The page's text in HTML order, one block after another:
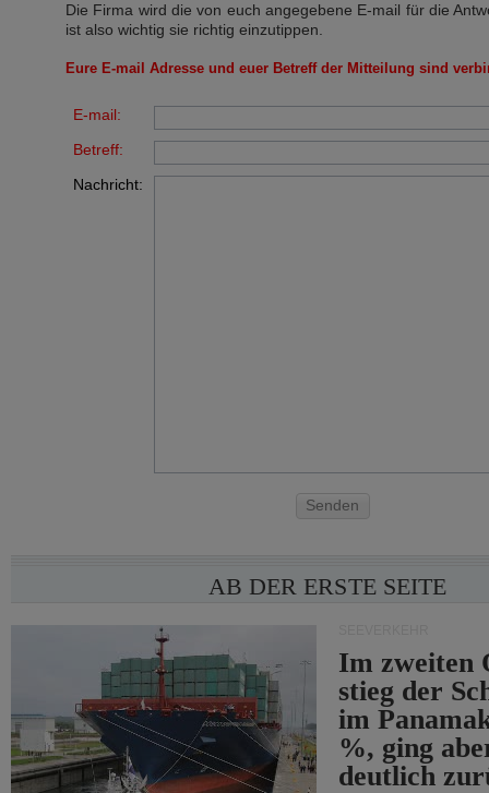
Die Firma wird die von euch angegebene E-mail für die
ist also wichtig sie richtig einzutippen.
Eure E-mail Adresse und euer Betreff der Mitteilung sind
E-mail:
Betreff:
Nachricht:
Senden
AB DER ERSTE SEITE
Im zweiten
stieg der
im
%, ging
deutlich